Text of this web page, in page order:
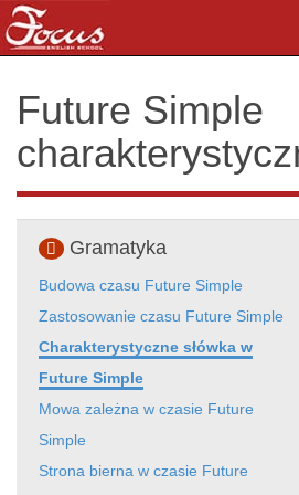
Future Simple
Gramatyka
Budowa czasu Future Simple
Zastosowanie czasu Future Simple
Charakterystyczne słówka w
Future Simple
Mowa zależna w czasie Future
Simple
Strona bierna w czasie Future